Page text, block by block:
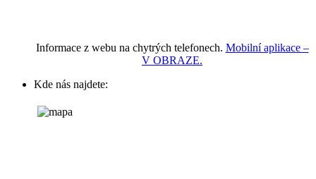
Informace z webu na chytrých telefonech. Mobilní aplikace –
V OBRAZE.
Kde nás najdete: